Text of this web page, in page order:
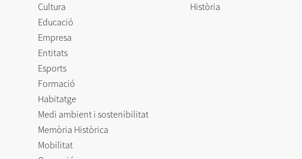
Cultura
Educació
Empresa
Entitats
Esports
Formació
Habitatge
Medi ambient i sostenibilitat
Memòria Històrica
Mobilitat
Història